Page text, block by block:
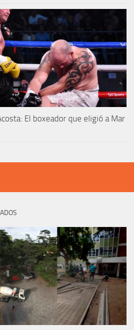
El boxeador que eligió a Mar